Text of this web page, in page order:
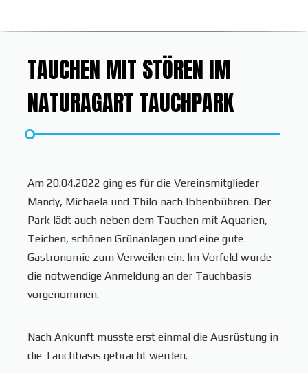
TAUCHEN MIT STÖREN IM
NATURAGART TAUCHPARK
Am 20.04.2022 ging es für die Vereinsmitglieder
Mandy, Michaela und Thilo nach Ibbenbühren. Der
Park lädt auch neben dem Tauchen mit Aquarien,
Teichen, schönen Grünanlagen und eine gute
Gastronomie zum Verweilen ein. Im Vorfeld wurde
die notwendige Anmeldung an der Tauchbasis
vorgenommen.
Nach Ankunft musste erst einmal die Ausrüstung in
die Tauchbasis gebracht werden.